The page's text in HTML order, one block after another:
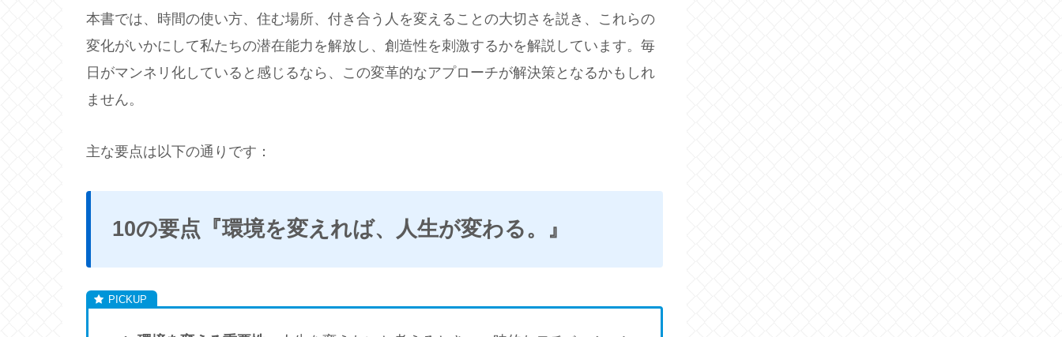
本書では、時間の使い方、住む場所、付き合う人を変えることの大切さを説き、これらの
変化がいかにして私たちの潜在能力を解放し、創造性を刺激するかを解説しています。毎
日がマンネリ化していると感じるなら、この変革的なアプローチが解決策となるかもしれ
ません。
主な要点は以下の通りです：
10の要点『環境を変えれば、人生が変わる。』